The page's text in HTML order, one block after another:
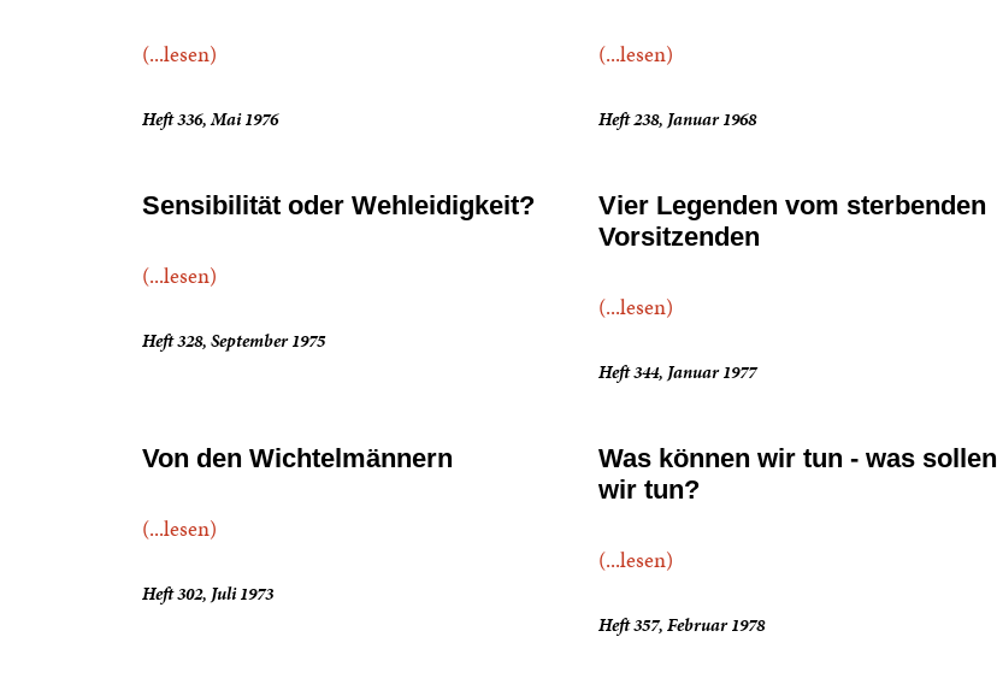
(...lesen)
Heft 336, Mai 1976
(...lesen)
Heft 238, Januar 1968
Sensibilität oder Wehleidigkeit?
(...lesen)
Heft 328, September 1975
Vier Legenden vom sterbenden
Vorsitzenden
(...lesen)
Heft 344, Januar 1977
Von den Wichtelmännern
(...lesen)
Heft 302, Juli 1973
Was können wir tun - was sollen
wir tun?
(...lesen)
Heft 357, Februar 1978